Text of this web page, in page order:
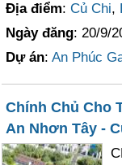
Địa điểm:Củ Chi,
Ngày đăng: 20/9/
Dự án:An Phúc
Chính Chủ Cho
An Nhơn Tây -